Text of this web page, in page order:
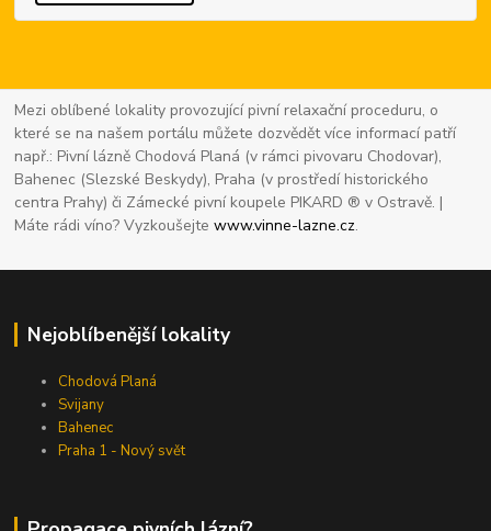
Mezi oblíbené lokality provozující pivní relaxační proceduru, o
které se na našem portálu můžete dozvědět více informací patří
např.: Pivní lázně Chodová Planá (v rámci pivovaru Chodovar),
Bahenec (Slezské Beskydy), Praha (v prostředí historického
centra Prahy) či Zámecké pivní koupele PIKARD ® v Ostravě. |
Máte rádi víno? Vyzkoušejtewww.vinne-lazne.cz.
Nejoblíbenější lokality
Chodová Planá
Svijany
Bahenec
Praha 1 - Nový svět